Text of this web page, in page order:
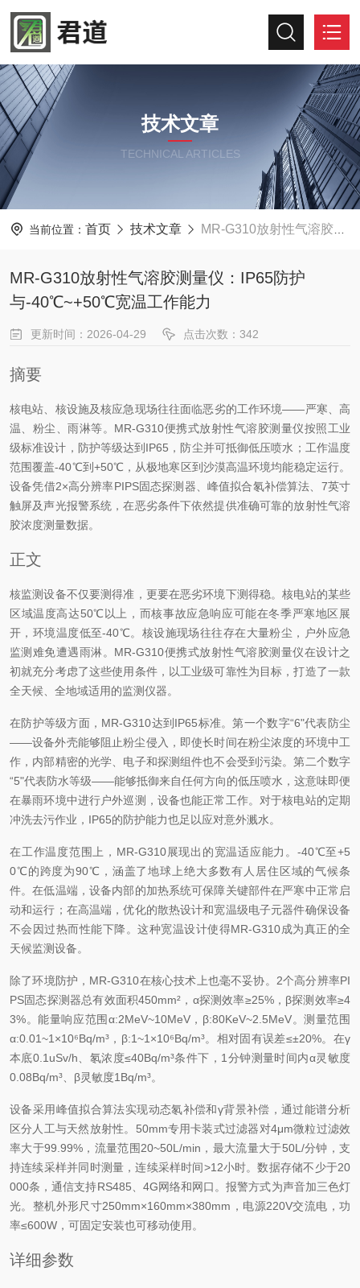
技术文章
TECHNICAL ARTICLES
当前位置： 首页 技术文章 MR-G310放射性气溶胶测量仪：IP65防护与-40℃~+50℃宽温工作能力
MR-G310放射性气溶胶测量仪：IP65防护
与-40℃~+50℃宽温工作能力
更新时间：2026-04-29 点击次数：342
摘要
核电站、核设施及核应急现场往往面临恶劣的工作环境——严寒、高
温、粉尘、雨淋等。MR-G310便携式放射性气溶胶测量仪按照工业
级标准设计，防护等级达到IP65，防尘并可抵御低压喷水；工作温度
范围覆盖-40℃到+50℃，从极地寒区到沙漠高温环境均能稳定运行。
设备凭借2×高分辨率PIPS固态探测器、峰值拟合氡补偿算法、7英寸
触屏及声光报警系统，在恶劣条件下依然提供准确可靠的放射性气溶
胶浓度测量数据。
正文
核监测设备不仅要测得准，更要在恶劣环境下测得稳。核电站的某些
区域温度高达50℃以上，而核事故应急响应可能在冬季严寒地区展
开，环境温度低至-40℃。核设施现场往往存在大量粉尘，户外应急
监测难免遭遇雨淋。MR-G310便携式放射性气溶胶测量仪在设计之
初就充分考虑了这些使用条件，以工业级可靠性为目标，打造了一款
全天候、全地域适用的监测仪器。
在防护等级方面，MR-G310达到IP65标准。第一个数字“6"代表防尘
——设备外壳能够阻止粉尘侵入，即使长时间在粉尘浓度的环境中工
作，内部精密的光学、电子和探测组件也不会受到污染。第二个数字
“5"代表防水等级——能够抵御来自任何方向的低压喷水，这意味即便
在暴雨环境中进行户外巡测，设备也能正常工作。对于核电站的定期
冲洗去污作业，IP65的防护能力也足以应对意外溅水。
在工作温度范围上，MR-G310展现出的宽温适应能力。-40℃至+5
0℃的跨度为90℃，涵盖了地球上绝大多数有人居住区域的气候条
件。在低温端，设备内部的加热系统可保障关键部件在严寒中正常启
动和运行；在高温端，优化的散热设计和宽温级电子元器件确保设备
不会因过热而性能下降。这种宽温设计使得MR-G310成为真正的全
天候监测设备。
除了环境防护，MR-G310在核心技术上也毫不妥协。2个高分辨率PI
PS固态探测器总有效面积450mm²，α探测效率≥25%，β探测效率≥4
3%。能量响应范围α:2MeV~10MeV，β:80KeV~2.5MeV。测量范围
α:0.01~1×10⁶Bq/m³，β:1~1×10⁶Bq/m³。相对固有误差≤±20%。在γ
本底0.1uSv/h、氡浓度≤40Bq/m³条件下，1分钟测量时间内α灵敏度
0.08Bq/m³、β灵敏度1Bq/m³。
设备采用峰值拟合算法实现动态氡补偿和γ背景补偿，通过能谱分析
区分人工与天然放射性。50mm专用卡装式过滤器对4μm微粒过滤效
率大于99.99%，流量范围20~50L/min，最大流量大于50L/分钟，支
持连续采样并同时测量，连续采样时间>12小时。数据存储不少于20
000条，通信支持RS485、4G网络和网口。报警方式为声音加三色灯
光。整机外形尺寸250mm×160mm×380mm，电源220V交流电，功
率≤600W，可固定安装也可移动使用。
详细参数